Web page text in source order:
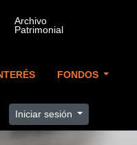
FONDOS
Iniciar sesión